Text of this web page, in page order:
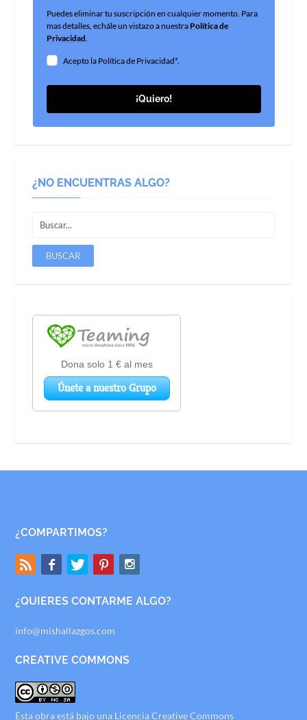
Puedes eliminar tu suscripción en cualquier momento. Para
mas detalles, echále un vistazo a nuestraPolítica de
Privacidad.
Acepto la Política de Privacidad*.
¡Quiero!
¿NO ENCUENTRAS ALGO?
¿COMPARTIMOS?
¿QUIERES CONTARME ALGO?
info@mishallazgos.com
CREATIVE COMMONS
Esta obra está bajo una Licencia Creative Commons